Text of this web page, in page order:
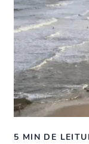
5 MIN DE